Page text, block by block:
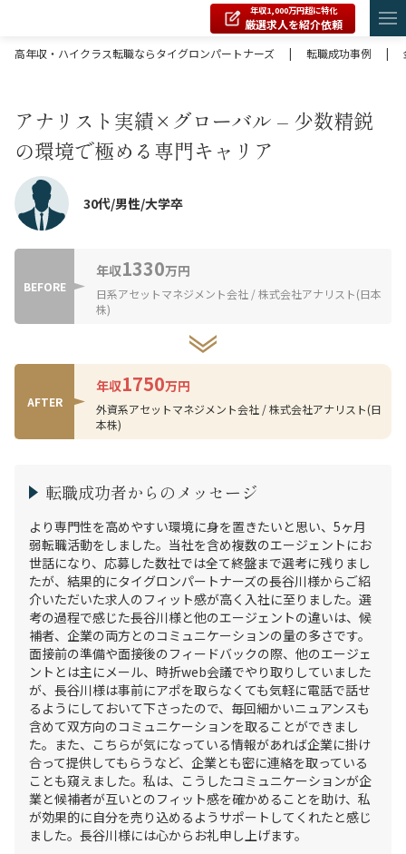
年収1,000万円超に特化
厳選求人を紹介依頼
高年収・ハイクラス転職ならタイグロンパートナーズ
| 転職成功事例 |
アナリスト実績×グローバル – 少数精鋭
の環境で極める専門キャリア
30代/男性/大学卒
BEFORE
年収1330万円
日系アセットマネジメント会社 / 株式会社アナリスト(日本
株)
AFTER
年収1750万円
外資系アセットマネジメント会社 / 株式会社アナリスト(日
本株)
転職成功者からのメッセージ
より専門性を高めやすい環境に身を置きたいと思い、5ヶ月
弱転職活動をしました。当社を含め複数のエージェントにお
世話になり、応募した数社では全て終盤まで選考に残りまし
たが、結果的にタイグロンパートナーズの長谷川様からご紹
介いただいた求人のフィット感が高く入社に至りました。選
考の過程で感じた長谷川様と他のエージェントの違いは、候
補者、企業の両方とのコミュニケーションの量の多さです。
面接前の準備や面接後のフィードバックの際、他のエージェ
ントとは主にメール、時折web会議でやり取りしていました
が、長谷川様は事前にアポを取らなくても気軽に電話で話せ
るようにしておいて下さったので、毎回細かいニュアンスも
含めて双方向のコミュニケーションを取ることができまし
た。また、こちらが気になっている情報があれば企業に掛け
合って提供してもらうなど、企業とも密に連絡を取っている
ことも窺えました。私は、こうしたコミュニケーションが企
業と候補者が互いとのフィット感を確かめることを助け、私
が効果的に自分を売り込めるようサポートしてくれたと感じ
ました。長谷川様には心からお礼申し上げます。